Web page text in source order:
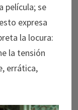
película; se
expresa
la locura:
la tensión
errática,